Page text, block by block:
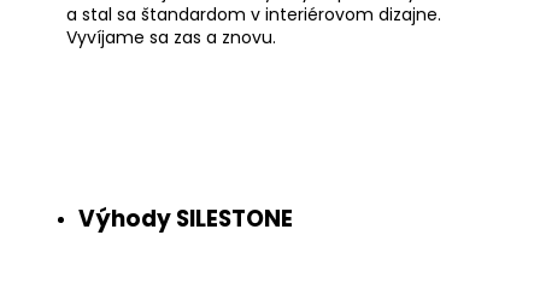
a stal sa štandardom v interiérovom dizajne.
Vyvíjame sa zas a znovu.
Výhody SILESTONE